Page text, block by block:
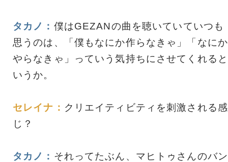
タカノ： 僕はGEZANの曲を聴いていていつも
思うのは、「僕もなにか作らなきゃ」「なにか
やらなきゃ」っていう気持ちにさせてくれると
いうか。
セレイナ： クリエイティビティを刺激される感
じ？
タカノ： それってたぶん、マヒトゥさんのバン